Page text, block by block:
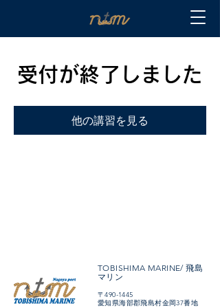
受付が終了しました
他の講習を見る
TOBISHIMA MARINE/ 飛島
マリン
〒490-1445
愛知県海部郡飛島村金岡37番地